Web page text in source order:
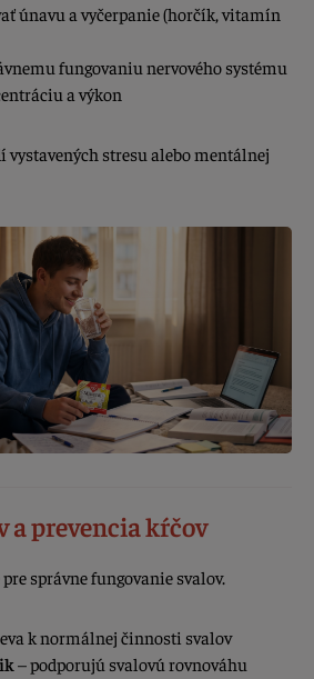
únavu a vyčerpanie (horčík, vitamín
fungovaniu nervového systému
a výkon
vystavených stresu alebo mentálnej
a prevencia kŕčov
správne fungovanie svalov.
k normálnej činnosti svalov
– podporujú svalovú rovnováhu